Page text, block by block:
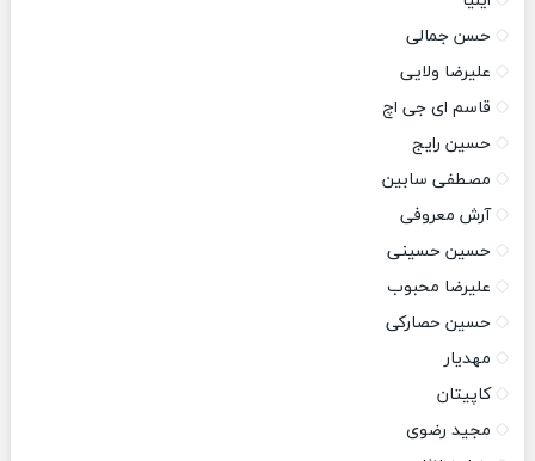
حسن جمالی
علیرضا ولایی
قاسم ای جی اچ
حسین رایج
مصطفی سابین
آرش معروفی
حسین حسینی
علیرضا محبوب
حسین حصارکی
مهدیار
کاپیتان
مجید رضوی